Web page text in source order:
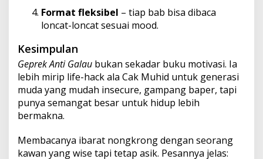
Format fleksibel – tiap bab bisa dibaca
loncat-loncat sesuai mood.
Kesimpulan
Geprek Anti Galau bukan sekadar buku motivasi. Ia
lebih mirip life-hack ala Cak Muhid untuk generasi
muda yang mudah insecure, gampang baper, tapi
punya semangat besar untuk hidup lebih
bermakna.
Membacanya ibarat nongkrong dengan seorang
kawan yang wise tapi tetap asik. Pesannya jelas: